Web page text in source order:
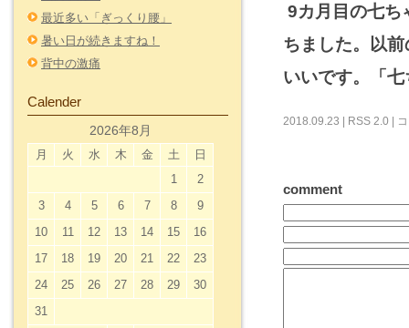
最近多い「ぎっくり腰」
暑い日が続きますね！
背中の激痛
Calender
2026年8月
月 火 水 木 金 土 日
1
2
3
4 5 6 7 8
9
10
11 12 13 14 15
16
17
18 19 20 21 22
23
24
25 26 27 28 29
30
31
9カ月目の七ち
ちました。以
いいです。「
2018.09.23 | RSS 2.0
comment